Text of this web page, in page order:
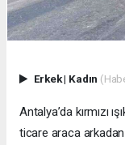
Erkek| Kadın
Antalya’da kırmızı
ticare araca